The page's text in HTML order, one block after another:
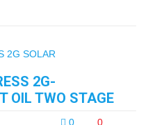
2G-
OIL TWO STAGE
0 0